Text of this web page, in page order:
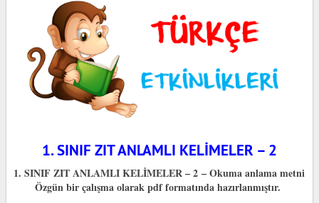
1. SINIF ZIT ANLAMLI KELİMELER – 2
1. SINIF ZIT ANLAMLI KELİMELER – 2 – Okuma anlama metni
Özgün bir çalışma olarak pdf formatında hazırlanmıştır.